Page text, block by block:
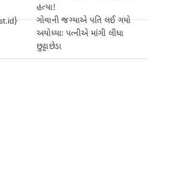
હત્યા!
ગોવાની જગ્યાએ પતિ લઈ ગયો
અયોધ્યાઃ પત્નીએ માંગી લીધા
છુટ્ટાછેડા